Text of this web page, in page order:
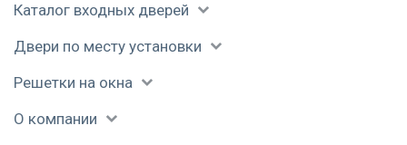
Каталог входных дверей
Двери по месту установки
Решетки на окна
О компании